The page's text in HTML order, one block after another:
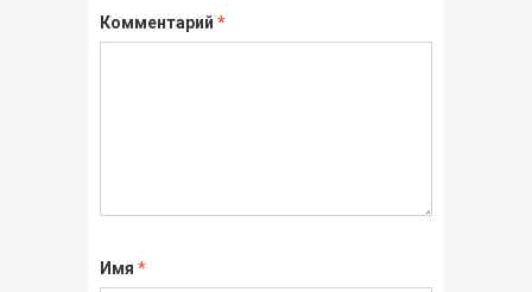
Комментарий *
Имя *